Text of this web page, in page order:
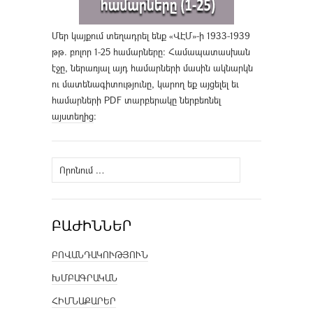
Մեր կայքում տեղադրել ենք «ՎԷՄ»-ի 1933-1939
թթ. բոլոր 1-25 համարները։ Համապատասխան
էջը, ներառյալ այդ համարների մասին ակնարկն
ու մատենագիտությունը, կարող եք այցելել եւ
համարների PDF տարբերակը ներբեռնել
այստեղից։
Որոնել՝
ԲԱԺԻՆՆԵՐ
ԲՈՎԱՆԴԱԿՈՒԹՅՈՒՆ
ԽՄԲԱԳՐԱԿԱՆ
ՀԻՄՆԱՔԱՐԵՐ